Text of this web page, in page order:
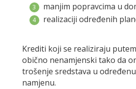
manjim popravcima u
realizaciji određenih
Krediti koji se realiziraju
obično nenamjenski tako da
trošenje sredstava u
namjenu.